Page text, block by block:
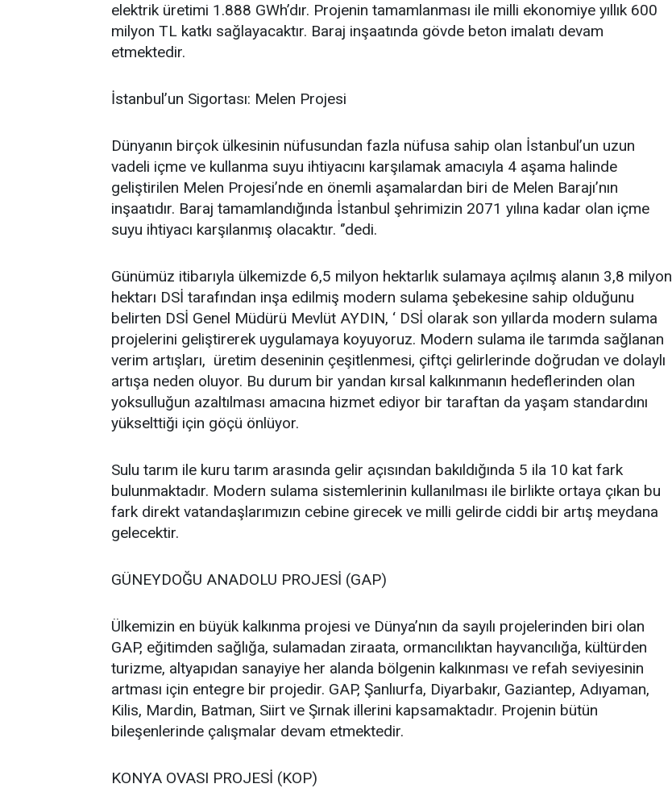
elektrik üretimi 1.888 GWh’dır. Projenin tamamlanması ile milli ekonomiye yıllık 600
milyon TL katkı sağlayacaktır. Baraj inşaatında gövde beton imalatı devam
etmektedir.
İstanbul’un Sigortası: Melen Projesi
Dünyanın birçok ülkesinin nüfusundan fazla nüfusa sahip olan İstanbul’un uzun
vadeli içme ve kullanma suyu ihtiyacını karşılamak amacıyla 4 aşama halinde
geliştirilen Melen Projesi’nde en önemli aşamalardan biri de Melen Barajı’nın
inşaatıdır. Baraj tamamlandığında İstanbul şehrimizin 2071 yılına kadar olan içme
suyu ihtiyacı karşılanmış olacaktır. ‘’dedi.
Günümüz itibarıyla ülkemizde 6,5 milyon hektarlık sulamaya açılmış alanın 3,8 milyon
hektarı DSİ tarafından inşa edilmiş modern sulama şebekesine sahip olduğunu
belirten DSİ Genel Müdürü Mevlüt AYDIN, ‘ DSİ olarak son yıllarda modern sulama
projelerini geliştirerek uygulamaya koyuyoruz. Modern sulama ile tarımda sağlanan
verim artışları, üretim deseninin çeşitlenmesi, çiftçi gelirlerinde doğrudan ve dolaylı
artışa neden oluyor. Bu durum bir yandan kırsal kalkınmanın hedeflerinden olan
yoksulluğun azaltılması amacına hizmet ediyor bir taraftan da yaşam standardını
yükselttiği için göçü önlüyor.
Sulu tarım ile kuru tarım arasında gelir açısından bakıldığında 5 ila 10 kat fark
bulunmaktadır. Modern sulama sistemlerinin kullanılması ile birlikte ortaya çıkan bu
fark direkt vatandaşlarımızın cebine girecek ve milli gelirde ciddi bir artış meydana
gelecektir.
GÜNEYDOĞU ANADOLU PROJESİ (GAP)
Ülkemizin en büyük kalkınma projesi ve Dünya’nın da sayılı projelerinden biri olan
GAP, eğitimden sağlığa, sulamadan ziraata, ormancılıktan hayvancılığa, kültürden
turizme, altyapıdan sanayiye her alanda bölgenin kalkınması ve refah seviyesinin
artması için entegre bir projedir. GAP, Şanlıurfa, Diyarbakır, Gaziantep, Adıyaman,
Kilis, Mardin, Batman, Siirt ve Şırnak illerini kapsamaktadır. Projenin bütün
bileşenlerinde çalışmalar devam etmektedir.
KONYA OVASI PROJESİ (KOP)